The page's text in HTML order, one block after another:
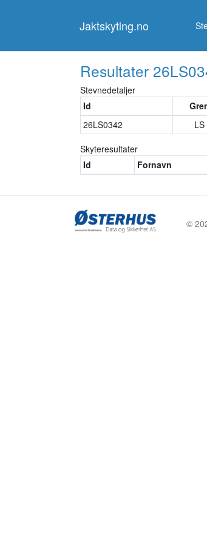
Jaktskyting.no
Resultater
Stevnedetaljer
Id
26LS0342
LS
Skyteresultater
Id
Fornavn
©